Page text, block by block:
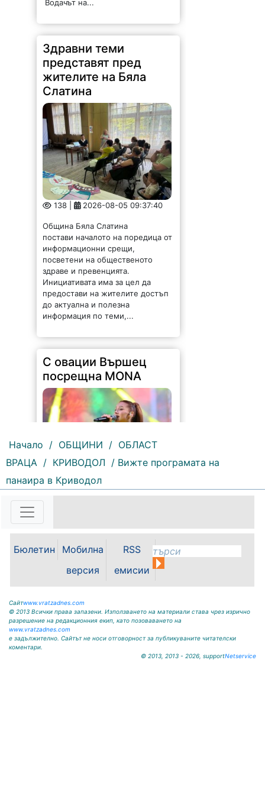
Водачът на...
Здравни теми
представят пред
жителите на Бяла
Слатина
138 | 2026-08-05 09:37:40
Община Бяла Слатина
постави началото на поредица от
информационни срещи,
посветени на общественото
здраве и превенцията.
Инициативата има за цел да
предостави на жителите достъп
до актуална и полезна
информация по теми,...
С овации Вършец
посрещна MONA
141 | 2026-08-05 09:30:06
Вършец посрещна с бурни
българската музика – MONA. Със
своята енергия, силно сценично
присъствие и неповторимо
съчетание на съвременно
звучене и български фолклор,
MONA запали сърцата...
Начало / ОБЩИНИ / ОБЛАСТ
ВРАЦА / КРИВОДОЛ / Вижте програмата на
панаира в Криводол
Бюлетин
Мобилна
версия
RSS
емисии
Сайтwww.vratzadnes.com
© 2013 Всички права запазени. Използването на материали става чрез изрично
разрешение на редакционния екип, като позоваването на
www.vratzadnes.com
е задължително. Сайтът не носи отговорност за публикуваните читателски
коментари.
© 2013, 2013 - 2026, supportNetservice